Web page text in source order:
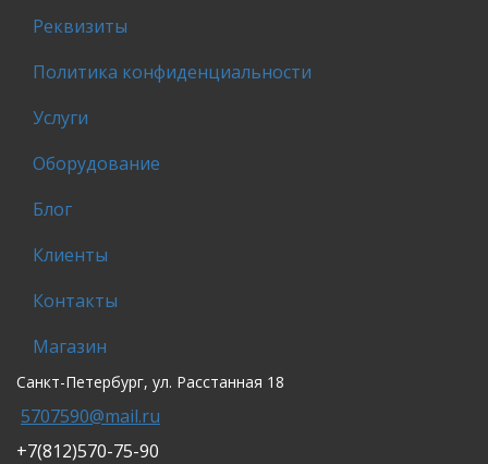
Реквизиты
Политика конфиденциальности
Услуги
Оборудование
Блог
Клиенты
Контакты
Магазин
Санкт-Петербург, ул. Расстанная 18
5707590@mail.ru
+7(812)570-75-90